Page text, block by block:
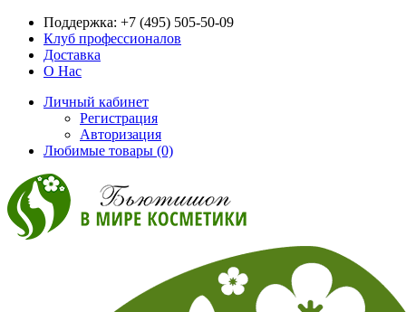
Поддержка: +7 (495) 505-50-09
Клуб профессионалов
Доставка
О Нас
Личный кабинет
Регистрация
Авторизация
Любимые товары (0)